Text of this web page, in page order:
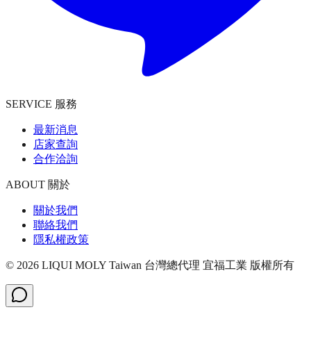
SERVICE 服務
最新消息
店家查詢
合作洽詢
ABOUT 關於
關於我們
聯絡我們
隱私權政策
© 2026 LIQUI MOLY Taiwan 台灣總代理 宜福工業 版權所有